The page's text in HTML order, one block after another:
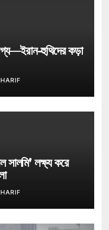
হুথিদের কড়া
সালমি’ লক্ষ্য করে